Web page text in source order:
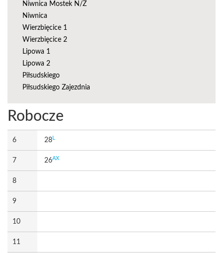
Niwnica Mostek N/Ż
Niwnica
Wierzbięcice 1
Wierzbięcice 2
Lipowa 1
Lipowa 2
Piłsudskiego
Piłsudskiego Zajezdnia
Robocze
6 28
7 26AX
8
9
10
11